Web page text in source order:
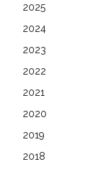
2025
2024
2023
2022
2021
2020
2019
2018